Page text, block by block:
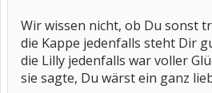
Wir wissen nicht, ob Du sonst
die Kappe jedenfalls steht Dir
die Lilly jedenfalls war voller
sie sagte, Du wärst ein ganz